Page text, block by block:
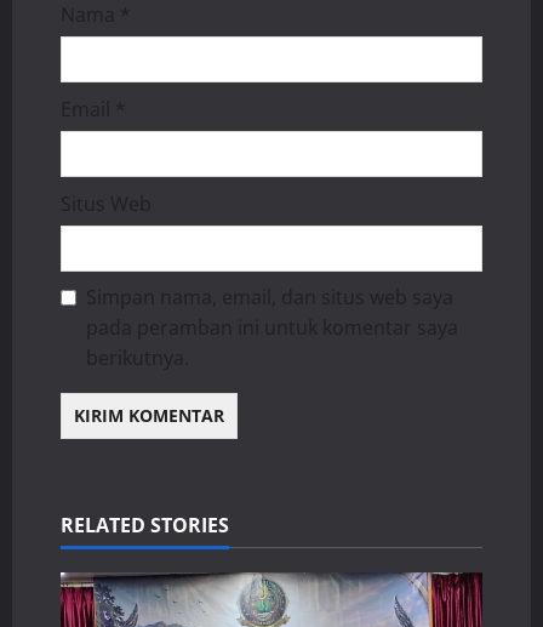
Nama *
Email *
Situs Web
Simpan nama, email, dan situs web saya
pada peramban ini untuk komentar saya
berikutnya.
RELATED STORIES